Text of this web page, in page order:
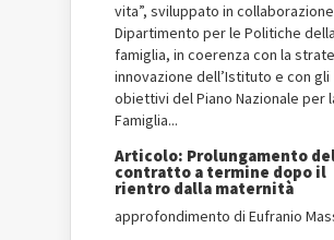
vita”, sviluppato in
Dipartimento per le Politiche della
famiglia, in coerenza con la
innovazione dell’Istituto e con gli
obiettivi del Piano Nazionale per
Famiglia...
Articolo: Prolungamento
contratto a termine dopo il
rientro dalla maternità
approfondimento di Eufranio